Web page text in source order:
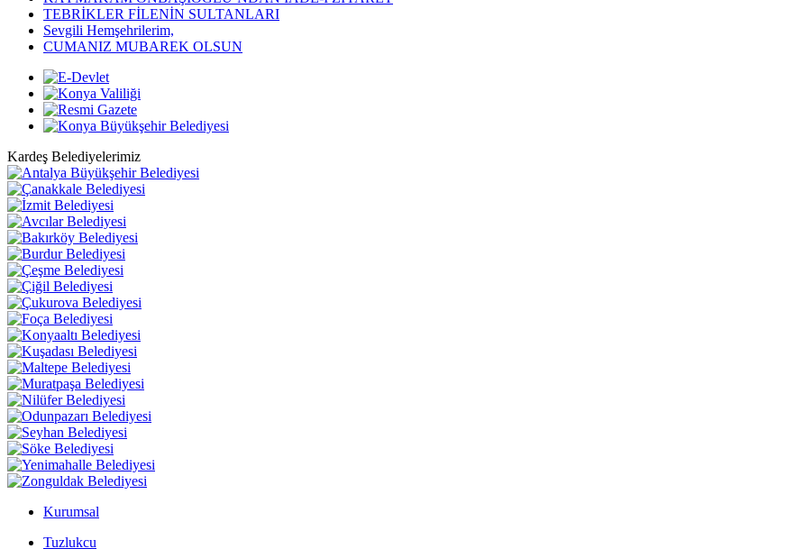
TEBRİKLER FİLENİN SULTANLARI
Sevgili Hemşehrilerim,
CUMANIZ MUBAREK OLSUN
Kardeş Belediyelerimiz
Kurumsal
Tuzlukcu